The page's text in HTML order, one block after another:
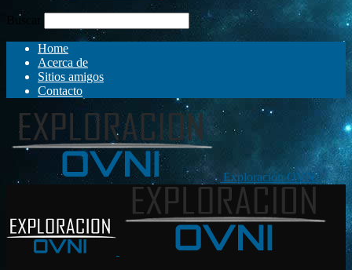
Buscar
Home
Acerca de
Sitios amigos
Contacto
Exploración OVNI